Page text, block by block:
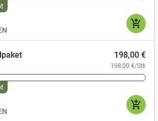
add_shopping_cart
198,00 €
198,00 €/Stk
add_shopping_cart